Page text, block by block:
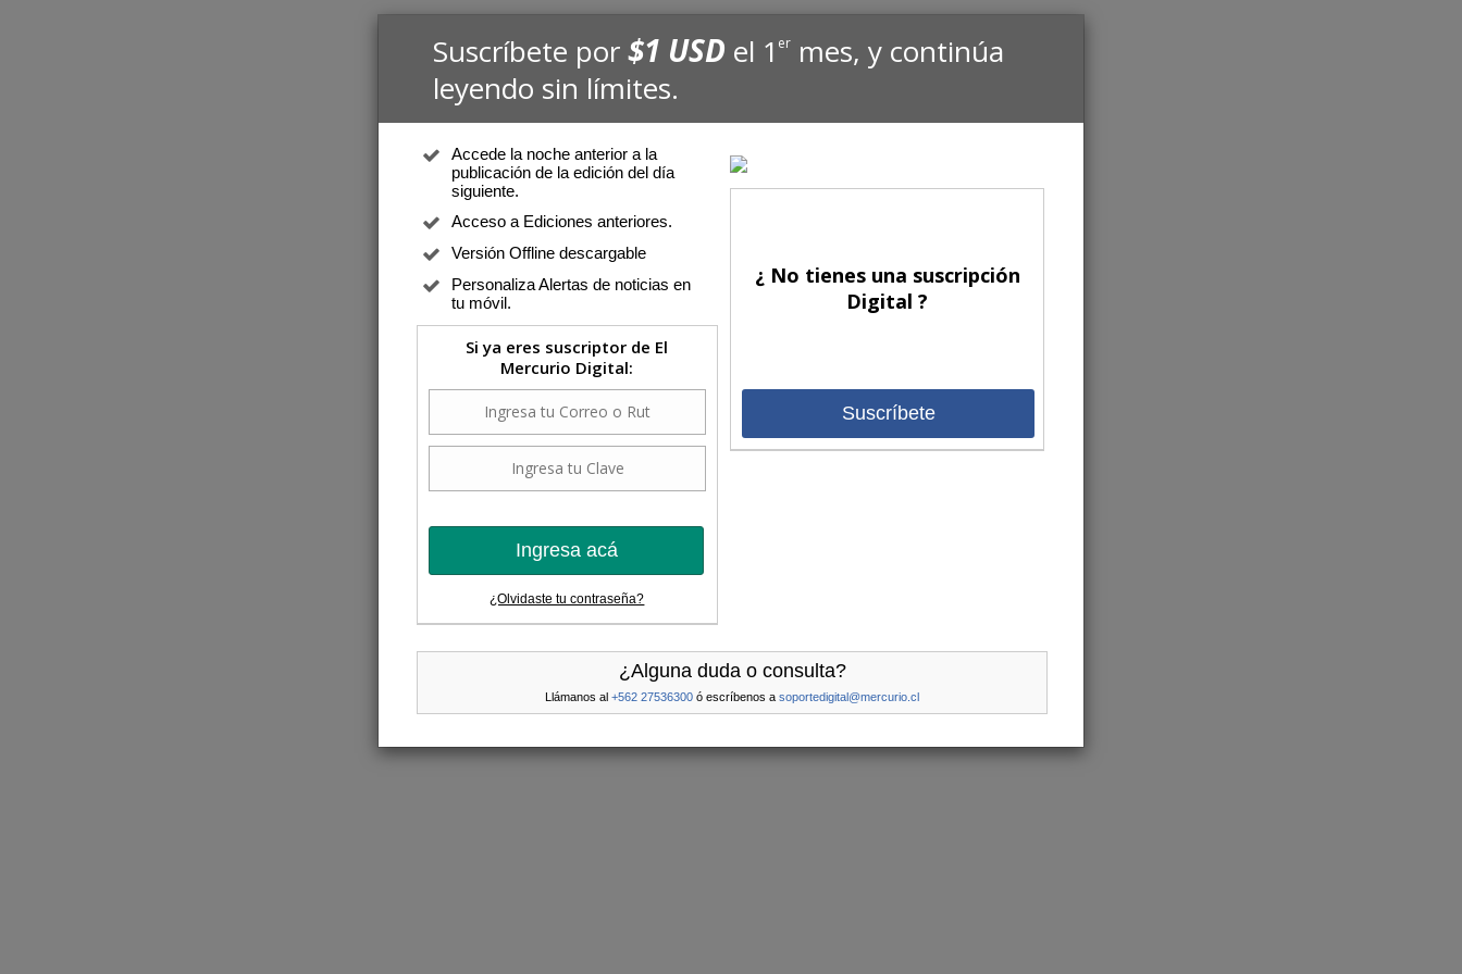
Suscríbete por$1 USD el 1er mes, y continúa
leyendo sin límites.
Accede la noche anterior a la
publicación de la edición del día
siguiente.
Acceso a Ediciones anteriores.
Versión Offline descargable
Personaliza Alertas de noticias en
tu móvil.
Si ya eres suscriptor de El
Mercurio Digital:
Ingresa acá
¿Olvidaste tu contraseña?
¿ No tienes una suscripción
Digital ?
Suscríbete
¿Alguna duda o consulta?
Llámanos al +562 27536300 ó escríbenos a soportedigital@mercurio.cl